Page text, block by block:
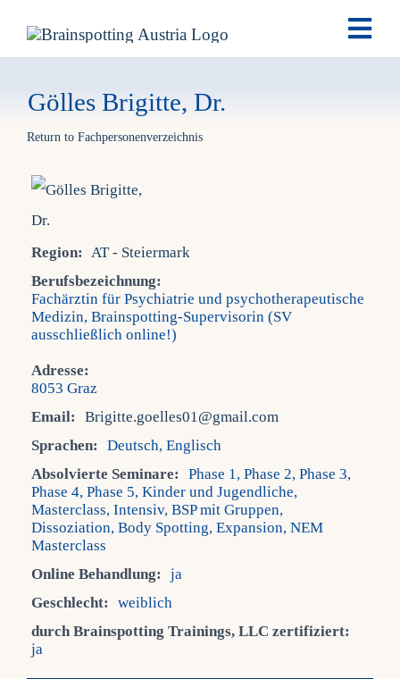
Gölles Brigitte, Dr.
Return to Fachpersonenverzeichnis
Region:
AT - Steiermark
Berufsbezeichnung:
Fachärztin für Psychiatrie und psychotherapeutische
Medizin, Brainspotting-Supervisorin (SV
ausschließlich online!)
Adresse:
8053 Graz
Email:
Brigitte.goelles01@gmail.com
Sprachen:
Deutsch, Englisch
Absolvierte Seminare:
Phase 1, Phase 2, Phase 3,
Phase 4, Phase 5, Kinder und Jugendliche,
Masterclass, Intensiv, BSP mit Gruppen,
Dissoziation, Body Spotting, Expansion, NEM
Masterclass
Online Behandlung:
ja
Geschlecht:
weiblich
durch Brainspotting Trainings, LLC zertifiziert:
ja